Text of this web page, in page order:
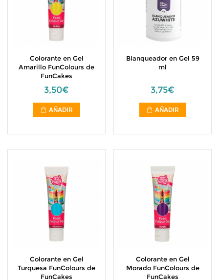
Colorante en Gel
Amarillo FunColours de
FunCakes
3,50€
AÑADIR
Blanqueador en Gel 59
ml
3,75€
AÑADIR
Colorante en Gel
Turquesa FunColours de
FunCakes
Colorante en Gel
Morado FunColours de
FunCakes